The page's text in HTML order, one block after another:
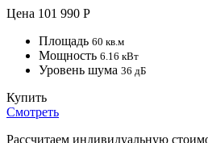
Цена 101 990 Р
Площадь 60 кв.м
Мощность 6.16 кВт
Уровень шума 36 дБ
Купить
Смотреть
Рассчитаем индивидуальную